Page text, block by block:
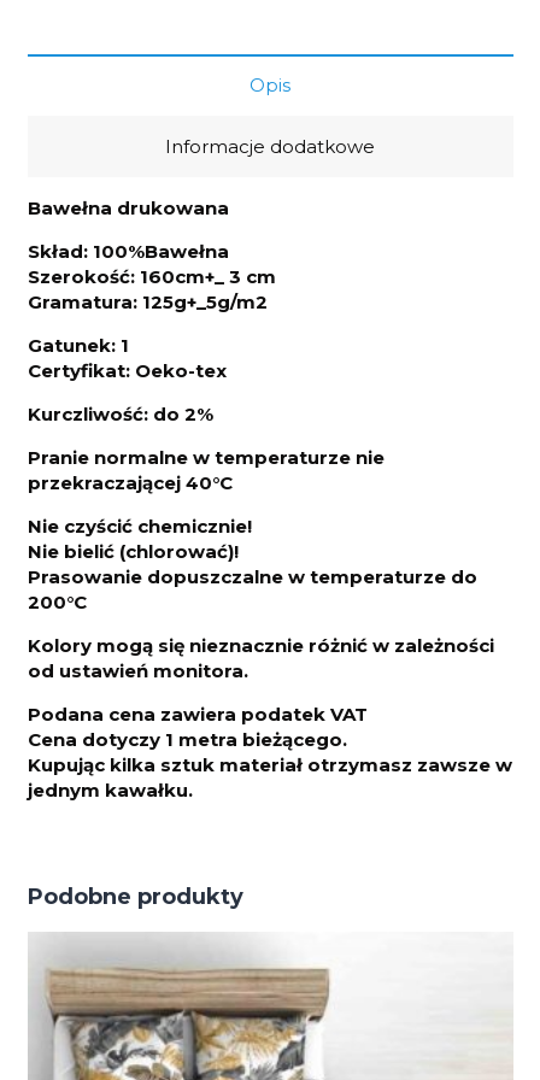
Opis
Informacje dodatkowe
Bawełna drukowana
Skład: 100%Bawełna
Szerokość: 160cm+_ 3 cm
Gramatura: 125g+_5g/m2
Gatunek: 1
Certyfikat: Oeko-tex
Kurczliwość: do 2%
Pranie normalne w temperaturze nie
przekraczającej 40°C
Nie czyścić chemicznie!
Nie bielić (chlorować)!
Prasowanie dopuszczalne w temperaturze do
200°C
Kolory mogą się nieznacznie różnić w zależności
od ustawień monitora.
Podana cena zawiera podatek VAT
Cena dotyczy 1 metra bieżącego.
Kupując kilka sztuk materiał otrzymasz zawsze w
jednym kawałku.
Podobne produkty